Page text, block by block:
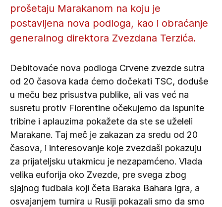
prošetaju Marakanom na koju je
postavljena nova podloga, kao i obraćanje
generalnog direktora Zvezdana Terzića.
Debitovaće nova podloga Crvene zvezde sutra
od 20 časova kada ćemo dočekati TSC, doduše
u meču bez prisustva publike, ali vas već na
susretu protiv Fiorentine očekujemo da ispunite
tribine i aplauzima pokažete da ste se uželeli
Marakane. Taj meč je zakazan za sredu od 20
časova, i interesovanje koje zvezdaši pokazuju
za prijateljsku utakmicu je nezapamćeno. Vlada
velika euforija oko Zvezde, pre svega zbog
sjajnog fudbala koji četa Baraka Bahara igra, a
osvajanjem turnira u Rusiji pokazali smo da smo